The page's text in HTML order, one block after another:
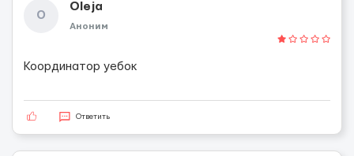
O
Oleja
Аноним
Координатор уебок
Ответить